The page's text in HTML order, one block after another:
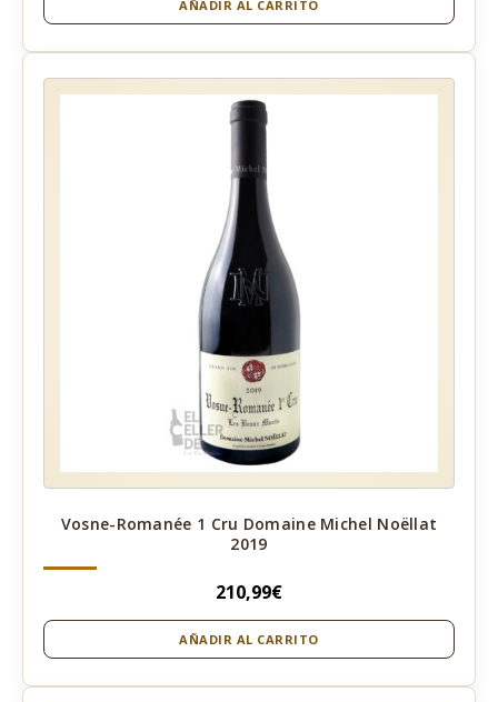
AÑADIR AL CARRITO
Vosne-Romanée 1 Cru Domaine Michel Noëllat
2019
210,99€
AÑADIR AL CARRITO